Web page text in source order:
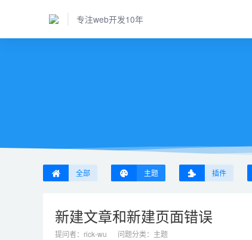
专注web开发10年
全部 主题 插件
新建文章和新建页面错误
提问者： rick-wu 问题分类： 主题